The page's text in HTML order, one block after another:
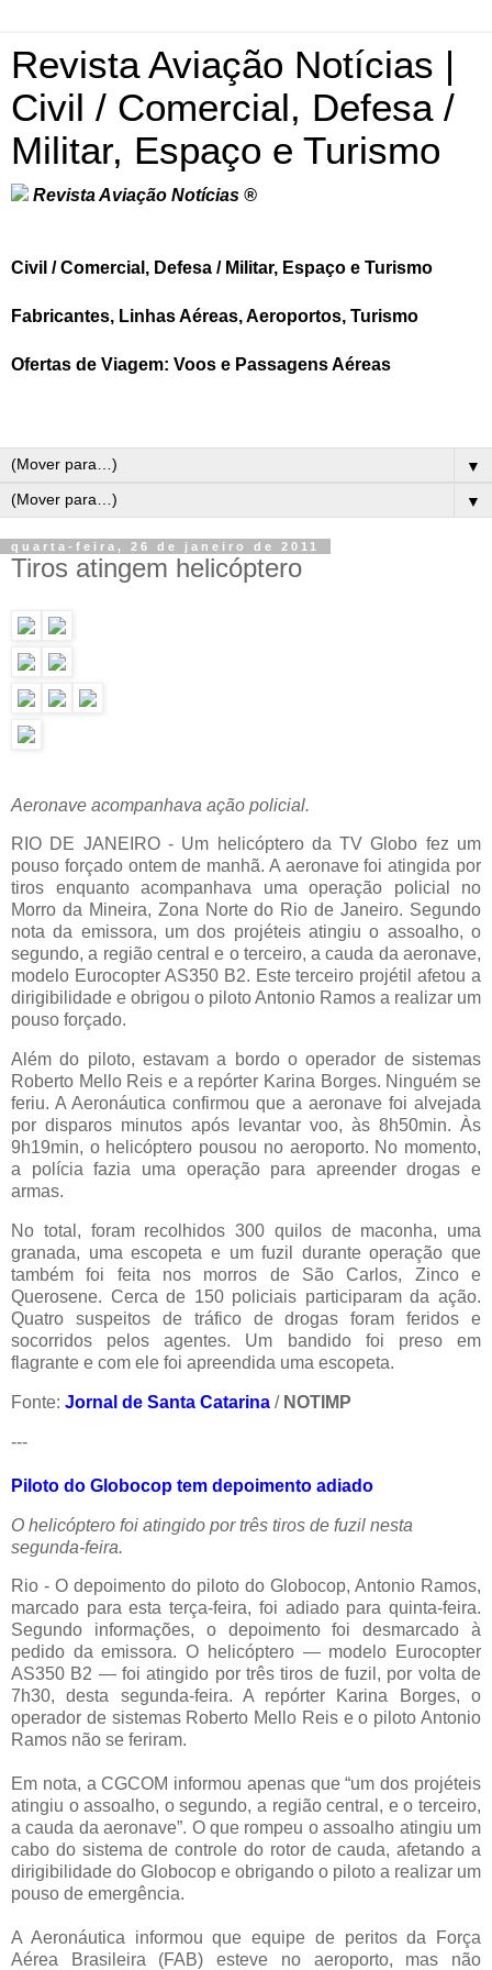
Revista Aviação Notícias |
Civil / Comercial, Defesa /
Militar, Espaço e Turismo
Revista Aviação Notícias ®
Civil / Comercial, Defesa / Militar, Espaço e Turismo
Fabricantes, Linhas Aéreas, Aeroportos, Turismo
Ofertas de Viagem: Voos e Passagens Aéreas
▼
▼
quarta-feira, 26 de janeiro de 2011
Tiros atingem helicóptero
Aeronave acompanhava ação policial.
RIO DE JANEIRO - Um helicóptero da TV Globo fez um
pouso forçado ontem de manhã. A aeronave foi atingida por
tiros enquanto acompanhava uma operação policial no
Morro da Mineira, Zona Norte do Rio de Janeiro. Segundo
nota da emissora, um dos projéteis atingiu o assoalho, o
segundo, a região central e o terceiro, a cauda da aeronave,
modelo Eurocopter AS350 B2. Este terceiro projétil afetou a
dirigibilidade e obrigou o piloto Antonio Ramos a realizar um
pouso forçado.
Além do piloto, estavam a bordo o operador de sistemas
Roberto Mello Reis e a repórter Karina Borges. Ninguém se
feriu. A Aeronáutica confirmou que a aeronave foi alvejada
por disparos minutos após levantar voo, às 8h50min. Às
9h19min, o helicóptero pousou no aeroporto. No momento,
a polícia fazia uma operação para apreender drogas e
armas.
No total, foram recolhidos 300 quilos de maconha, uma
granada, uma escopeta e um fuzil durante operação que
também foi feita nos morros de São Carlos, Zinco e
Querosene. Cerca de 150 policiais participaram da ação.
Quatro suspeitos de tráfico de drogas foram feridos e
socorridos pelos agentes. Um bandido foi preso em
flagrante e com ele foi apreendida uma escopeta.
Fonte: Jornal de Santa Catarina / NOTIMP
---
Piloto do Globocop tem depoimento adiado
O helicóptero foi atingido por três tiros de fuzil nesta
segunda-feira.
Rio - O depoimento do piloto do Globocop, Antonio Ramos,
marcado para esta terça-feira, foi adiado para quinta-feira.
Segundo informações, o depoimento foi desmarcado à
pedido da emissora. O helicóptero — modelo Eurocopter
AS350 B2 — foi atingido por três tiros de fuzil, por volta de
7h30, desta segunda-feira. A repórter Karina Borges, o
operador de sistemas Roberto Mello Reis e o piloto Antonio
Ramos não se feriram.
Em nota, a CGCOM informou apenas que “um dos projéteis
atingiu o assoalho, o segundo, a região central, e o terceiro,
a cauda da aeronave”. O que rompeu o assoalho atingiu um
cabo do sistema de controle do rotor de cauda, afetando a
dirigibilidade do Globocop e obrigando o piloto a realizar um
pouso de emergência.
A Aeronáutica informou que equipe de peritos da Força
Aérea Brasileira (FAB) esteve no aeroporto, mas não